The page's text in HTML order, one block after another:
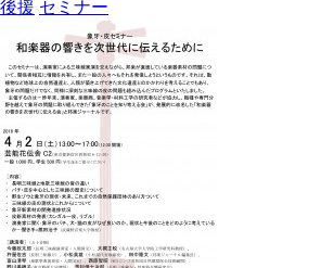
後援 セミナー